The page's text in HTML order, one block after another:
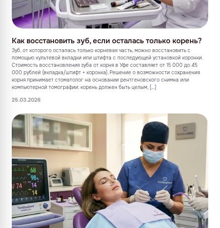
Как восстановить зуб, если осталась только корень?
Зуб, от которого осталась только корневая часть, можно восстановить с
помощью культевой вкладки или штифта с последующей установкой коронки.
Стоимость восстановления зуба от корня в Уфе составляет от 15 000 до 45
000 рублей (вкладка/штифт + коронка). Решение о возможности сохранения
корня принимает стоматолог на основании рентгеновского снимка или
компьютерной томографии: корень должен быть целым, […]
25.03.2026